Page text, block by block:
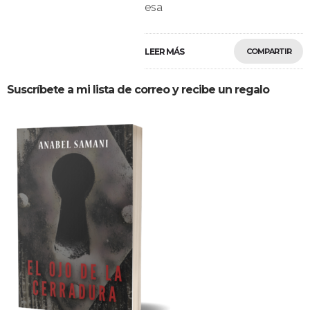
esa
LEER MÁS COMPARTIR
Suscríbete a mi lista de correo y recibe un regalo